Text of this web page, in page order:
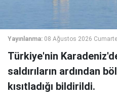
Yayınlanma: 08 Ağustos 2026
Türkiye'nin
saldırıların ardından
kısıtladığı bildirildi.